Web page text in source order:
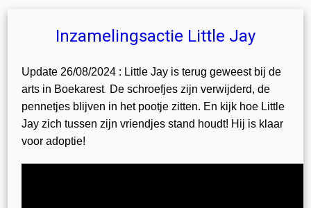
Inzamelingsactie Little Jay
Update 26/08/2024 : Little Jay is terug geweest bij de
arts in Boekarest. De schroefjes zijn verwijderd, de
pennetjes blijven in het pootje zitten. En kijk hoe Little
Jay zich tussen zijn vriendjes stand houdt! Hij is klaar
voor adoptie!